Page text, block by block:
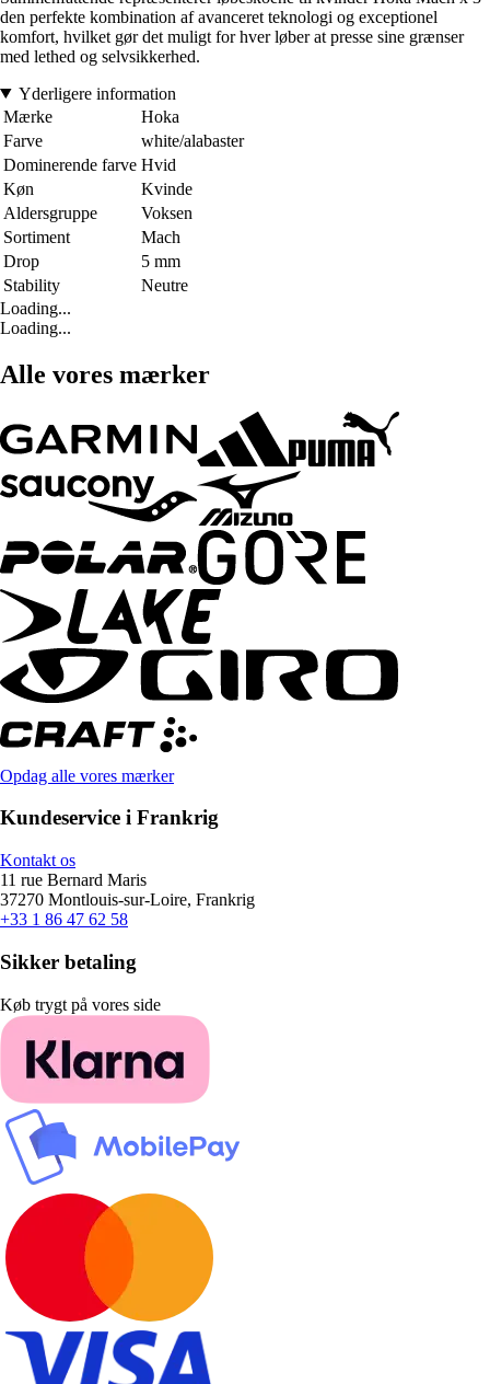
den perfekte kombination af avanceret teknologi og exceptionel
komfort, hvilket gør det muligt for hver løber at presse sine grænser
med lethed og selvsikkerhed.
Yderligere information
Mærke
Hoka
Farve
white/alabaster
Dominerende farve Hvid
Køn
Kvinde
Aldersgruppe
Voksen
Sortiment
Mach
Drop
5 mm
Stability
Neutre
Loading...
Loading...
Alle vores mærker
Opdag alle vores mærker
Kundeservice i Frankrig
Kontakt os
11 rue Bernard Maris
37270 Montlouis-sur-Loire, Frankrig
+33 1 86 47 62 58
Sikker betaling
Køb trygt på vores side